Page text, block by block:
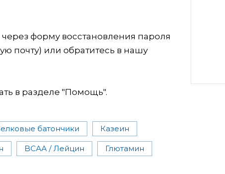
форму восстановления пароля
почту) или обратитесь в нашу
в разделе "Помощь".
батончики Казеин
BCAA / Лейцин Глютамин